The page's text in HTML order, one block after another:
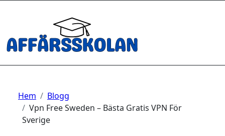
Hem
Blogg
Vpn Free Sweden – Bästa Gratis VPN För
Sverige